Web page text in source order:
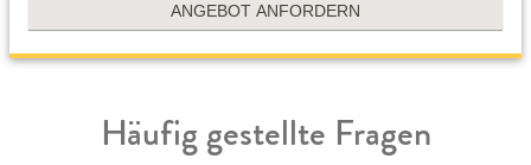
ANGEBOT ANFORDERN
Häufig gestellte Fragen